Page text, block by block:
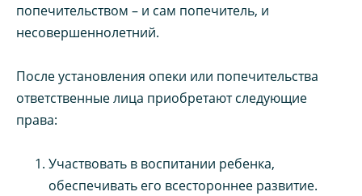
попечительством – и сам попечитель, и
несовершеннолетний.
После установления опеки или попечительства
ответственные лица приобретают следующие
права:
Участвовать в воспитании ребенка,
обеспечивать его всестороннее развитие.